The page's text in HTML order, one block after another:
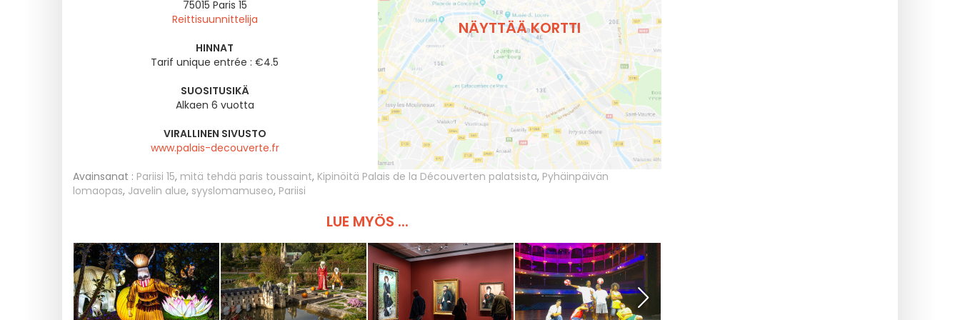
75015 Paris 15
Reittisuunnittelija
HINNAT
Tarif unique entrée : €4.5
SUOSITUSIKÄ
Alkaen 6 vuotta
VIRALLINEN SIVUSTO
www.palais-decouverte.fr
NÄYTTÄÄ KORTTI
Avainsanat : Pariisi 15, mitä tehdä paris toussaint, Kipinöitä Palais de la Découverten palatsista, Pyhäinpäivän
lomaopas, Javelin alue, syyslomamuseo, Pariisi
LUE MYÖS ...